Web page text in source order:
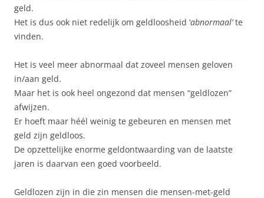
geld.
Het is dus ook niet redelijk om geldloosheid ‘abnormaal’te
vinden.
Het is veel meer abnormaal dat zoveel mensen geloven
in/aan geld.
Maar het is ook heel ongezond dat mensen “geldlozen”
afwijzen.
Er hoeft maar héél weinig te gebeuren en mensen met
geld zijn geldloos.
De opzettelijke enorme geldontwaarding van de laatste
jaren is daarvan een goed voorbeeld.
Geldlozen zijn in die zin mensen die mensen-met-geld